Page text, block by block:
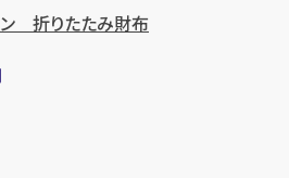
ン 折りたたみ財布